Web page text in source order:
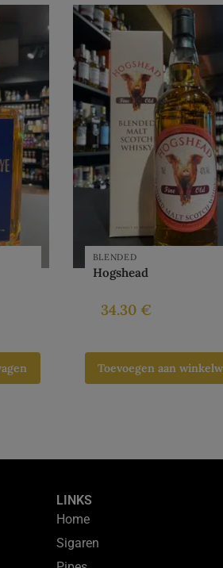
BLENDED
Hogshead
34.30 €
Toevoegen aan
LINKS
Home
Sigaren